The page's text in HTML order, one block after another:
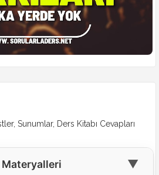
Sunumlar, Ders Kitabı Cevapları
Materyalleri ▼